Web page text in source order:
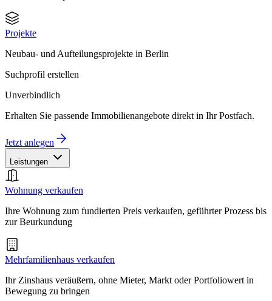
Projekte
Neubau- und Aufteilungsprojekte in Berlin
Suchprofil erstellen
Unverbindlich
Erhalten Sie passende Immobilienangebote direkt in Ihr Postfach.
Jetzt anlegen
Leistungen
Wohnung verkaufen
Ihre Wohnung zum fundierten Preis verkaufen, geführter Prozess bis
zur Beurkundung
Mehrfamilienhaus verkaufen
Ihr Zinshaus veräußern, ohne Mieter, Markt oder Portfoliowert in
Bewegung zu bringen